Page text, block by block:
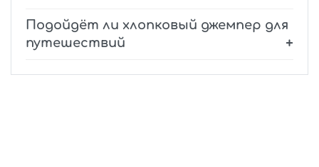
Подойдёт ли хлопковый джемпер для
путешествий